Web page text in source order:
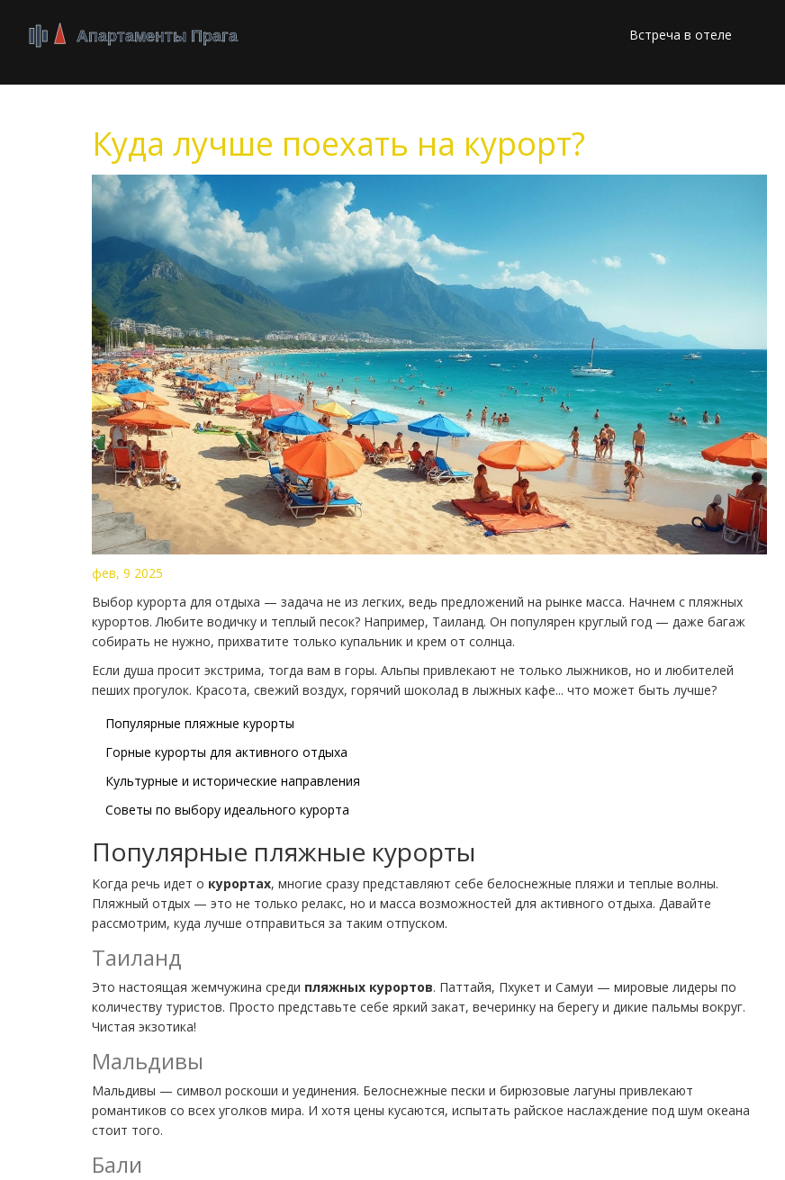
Встреча в отеле
Куда лучше поехать на курорт?
фев, 9 2025
Выбор курорта для отдыха — задача не из легких, ведь предложений на рынке масса. Начнем с пляжных
курортов. Любите водичку и теплый песок? Например, Таиланд. Он популярен круглый год — даже багаж
собирать не нужно, прихватите только купальник и крем от солнца.
Если душа просит экстрима, тогда вам в горы. Альпы привлекают не только лыжников, но и любителей
пеших прогулок. Красота, свежий воздух, горячий шоколад в лыжных кафе... что может быть лучше?
Популярные пляжные курорты
Горные курорты для активного отдыха
Культурные и исторические направления
Советы по выбору идеального курорта
Популярные пляжные курорты
Когда речь идет о курортах, многие сразу представляют себе белоснежные пляжи и теплые волны.
Пляжный отдых — это не только релакс, но и масса возможностей для активного отдыха. Давайте
рассмотрим, куда лучше отправиться за таким отпуском.
Таиланд
Это настоящая жемчужина среди пляжных курортов. Паттайя, Пхукет и Самуи — мировые лидеры по
количеству туристов. Просто представьте себе яркий закат, вечеринку на берегу и дикие пальмы вокруг.
Чистая экзотика!
Мальдивы
Мальдивы — символ роскоши и уединения. Белоснежные пески и бирюзовые лагуны привлекают
романтиков со всех уголков мира. И хотя цены кусаются, испытать райское наслаждение под шум океана
стоит того.
Бали